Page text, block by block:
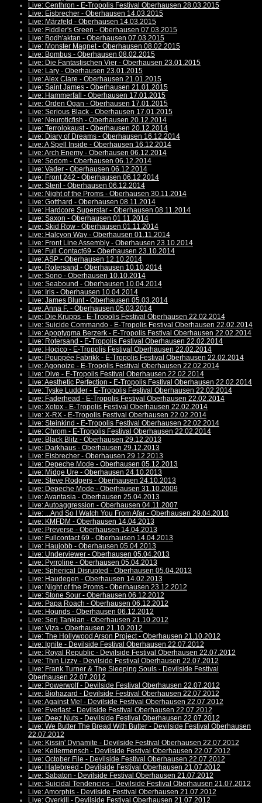
Live: Centhron - E-Tropolis Festival Oberhausen 28.03.2015
Live: Eisbrecher - Oberhausen 14.03.2015
Live: Märzfeld - Oberhausen 14.03.2015
Live: Fiddler's Green - Oberhausen 07.03.2015
Live: Bodh'aktan - Oberhausen 07.03.2015
Live: Monster Magnet - Oberhausen 08.02.2015
Live: Bombus - Oberhausen 08.02.2015
Live: Die Fantastischen Vier - Oberhausen 23.01.2015
Live: Lary - Oberhausen 23.01.2015
Live: Alex Clare - Oberhausen 21.01.2015
Live: Saint James - Oberhausen 21.01.2015
Live: Hammerfall - Oberhausen 17.01.2015
Live: Orden Ogan - Oberhausen 17.01.2015
Live: Serious Black - Oberhausen 17.01.2015
Live: Neuroticfish - Oberhausen 20.12.2014
Live: Terrolokaust - Oberhausen 20.12.2014
Live: Diary of Dreams - Oberhausen 16.12.2014
Live: A Spell Inside - Oberhausen 16.12.2014
Live: Arch Enemy - Oberhausen 06.12.2014
Live: Sodom - Oberhausen 06.12.2014
Live: Vader - Oberhausen 06.12.2014
Live: Front 242 - Oberhausen 06.12.2014
Live: Steril - Oberhausen 06.12.2014
Live: Night of the Proms - Oberhausen 30.11.2014
Live: Gotthard - Oberhausen 08.11.2014
Live: Hardcore Superstar - Oberhausen 08.11.2014
Live: Saxon - Oberhausen 01.11.2014
Live: Skid Row - Oberhausen 01.11.2014
Live: Halcyon Way - Oberhausen 01.11.2014
Live: Front Line Assembly - Oberhausen 23.10.2014
Live: Full Contact69 - Oberhausen 23.10.2014
Live: ASP - Oberhausen 12.10.2014
Live: Rotersand - Oberhausen 10.10.2014
Live: Sono - Oberhausen 10.10.2014
Live: Seabound - Oberhausen 10.04.2014
Live: Iris - Oberhausen 10.04.2014
Live: James Blunt - Oberhausen 05.03.2014
Live: Anna F. - Oberhausen 05.03.2014
Live: Die Krupps - E-Tropolis Festival Oberhausen 22.02.2014
Live: Suicide Commando - E-Tropolis Festival Oberhausen 22.02.2014
Live: Apoptygma Berzerk - E-Tropolis Festival Oberhausen 22.02.2014
Live: Rotersand - E-Tropolis Festival Oberhausen 22.02.2014
Live: Hocico - E-Tropolis Festival Oberhausen 22.02.2014
Live: Pouppée Fabrikk - E-Tropolis Festival Oberhausen 22.02.2014
Live: Agonoize - E-Tropolis Festival Oberhausen 22.02.2014
Live: Dive - E-Tropolis Festival Oberhausen 22.02.2014
Live: Aesthetic Perfection - E-Tropolis Festival Oberhausen 22.02.2014
Live: Tyske Ludder - E-Tropolis Festival Oberhausen 22.02.2014
Live: Faderhead - E-Tropolis Festival Oberhausen 22.02.2014
Live: Xotox - E-Tropolis Festival Oberhausen 22.02.2014
Live: X-RX - E-Tropolis Festival Oberhausen 22.02.2014
Live: Steinkind - E-Tropolis Festival Oberhausen 22.02.2014
Live: Chrom - E-Tropolis Festival Oberhausen 22.02.2014
Live: Black Blitz - Oberhausen 29.12.2013
Live: Darkhaus - Oberhausen 29.12.2013
Live: Eisbrecher - Oberhausen 29.12.2013
Live: Depeche Mode - Oberhausen 05.12.2013
Live: Midge Ure - Oberhausen 24.10.2013
Live: Steve Rodgers - Oberhausen 24.10.2013
Live: Depeche Mode - Oberhausen 31.10.2009
Live: Avantasia - Oberhausen 25.04.2013
Live: Autoaggression - Oberhausen 04.11.2007
Live: ...And So I Watch You From Afar - Oberhausen 29.04.2010
Live: KMFDM - Oberhausen 14.04.2013
Live: Preverse - Oberhausen 14.04.2013
Live: Fullcontact 69 - Oberhausen 14.04.2013
Live: Haujobb - Oberhausen 05.04.2013
Live: Underviewer - Oberhausen 05.04.2013
Live: Pyrroline - Oberhausen 05.04.2013
Live: Spherical Disrupted - Oberhausen 05.04.2013
Live: Haudegen - Oberhausen 14.02.2013
Live: Night of the Proms - Oberhausen 23.12.2012
Live: Stone Sour - Oberhausen 06.12.2012
Live: Papa Roach - Oberhausen 06.12.2012
Live: Hounds - Oberhausen 06.12.2012
Live: Serj Tankian - Oberhausen 21.10.2012
Live: Viza - Oberhausen 21.10.2012
Live: The Hollywood Arson Project - Oberhausen 21.10.2012
Live: Ignite - Devilside Festival Oberhausen 22.07.2012
Live: Royal Republic - Devilside Festival Oberhausen 22.07.2012
Live: Thin Lizzy - Devilside Festival Oberhausen 22.07.2012
Live: Frank Turner & The Sleeping Souls - Devilside Festival
Oberhausen 22.07.2012
Live: Powerwolf - Devilside Festival Oberhausen 22.07.2012
Live: Biohazard - Devilside Festival Oberhausen 22.07.2012
Live: Against Me! - Devilside Festival Oberhausen 22.07.2012
Live: Everlast - Devilside Festival Oberhausen 22.07.2012
Live: Deez Nuts - Devilside Festival Oberhausen 22.07.2012
Live: We Butter The Bread With Butter - Devilside Festival Oberhausen
22.07.2012
Live: Kissin' Dynamite - Devilside Festival Oberhausen 22.07.2012
Live: Kellermensch - Devilside Festival Oberhausen 22.07.2012
Live: October File - Devilside Festival Oberhausen 22.07.2012
Live: Hatebreed - Devilside Festival Oberhausen 21.07.2012
Live: Sabaton - Devilside Festival Oberhausen 21.07.2012
Live: Suicidal Tendencies - Devilside Festival Oberhausen 21.07.2012
Live: Amorphis - Devilside Festival Oberhausen 21.07.2012
Live: Overkill - Devilside Festival Oberhausen 21.07.2012